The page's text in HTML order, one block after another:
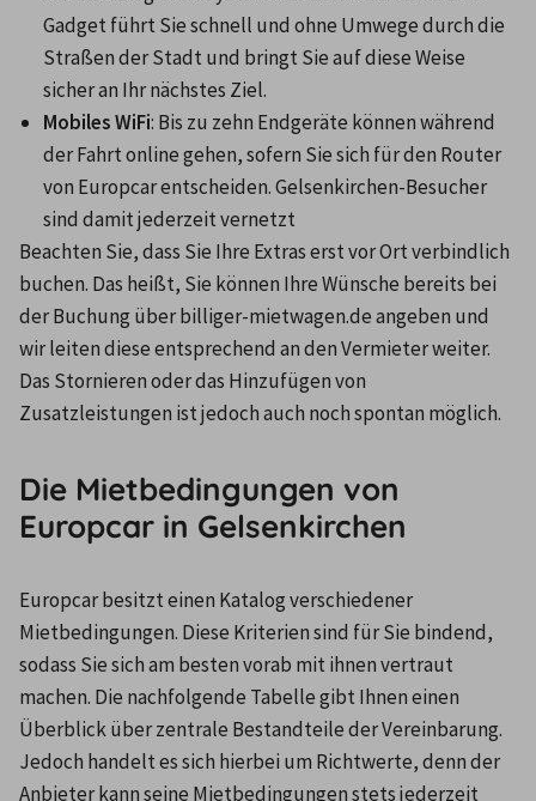
Gadget führt Sie schnell und ohne Umwege durch die
Straßen der Stadt und bringt Sie auf diese Weise
sicher an Ihr nächstes Ziel.
Mobiles WiFi: Bis zu zehn Endgeräte können während
der Fahrt online gehen, sofern Sie sich für den Router
von Europcar entscheiden. Gelsenkirchen-Besucher
sind damit jederzeit vernetzt
Beachten Sie, dass Sie Ihre Extras erst vor Ort verbindlich
buchen. Das heißt, Sie können Ihre Wünsche bereits bei
der Buchung über billiger-mietwagen.de angeben und
wir leiten diese entsprechend an den Vermieter weiter.
Das Stornieren oder das Hinzufügen von
Zusatzleistungen ist jedoch auch noch spontan möglich.
Die Mietbedingungen von
Europcar in Gelsenkirchen
Europcar besitzt einen Katalog verschiedener
Mietbedingungen. Diese Kriterien sind für Sie bindend,
sodass Sie sich am besten vorab mit ihnen vertraut
machen. Die nachfolgende Tabelle gibt Ihnen einen
Überblick über zentrale Bestandteile der Vereinbarung.
Jedoch handelt es sich hierbei um Richtwerte, denn der
Anbieter kann seine Mietbedingungen stets jederzeit